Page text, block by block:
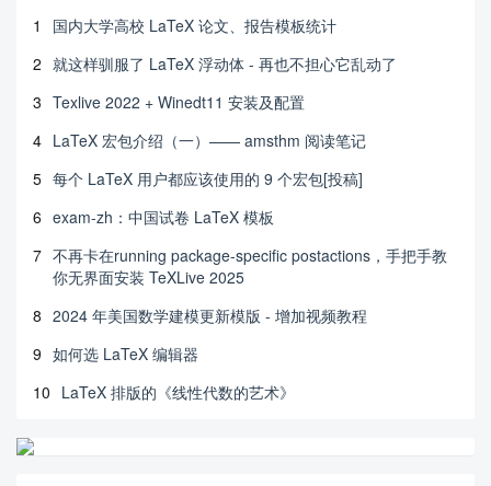
1
国内大学高校 LaTeX 论文、报告模板统计
2 就这样驯服了 LaTeX 浮动体 - 再也不担心它乱动了
3 Texlive 2022 + Winedt11 安装及配置
4 LaTeX 宏包介绍（一）—— amsthm 阅读笔记
5 每个 LaTeX 用户都应该使用的 9 个宏包[投稿]
6 exam-zh：中国试卷 LaTeX 模板
7 不再卡在running package-specific postactions，手把手教
你无界面安装 TeXLive 2025
8 2024 年美国数学建模更新模版 - 增加视频教程
9 如何选 LaTeX 编辑器
10 LaTeX 排版的《线性代数的艺术》